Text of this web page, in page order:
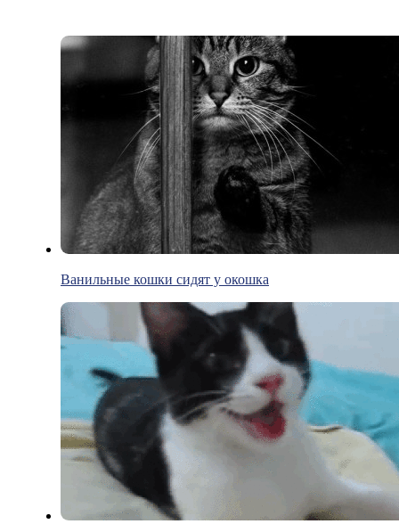
Ванильные кошки сидят у окошка